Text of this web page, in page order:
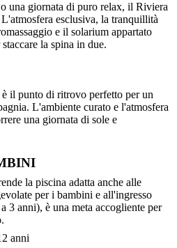
una giornata di puro relax, il Riviera
esclusiva, la tranquillità
e il solarium appartato
la spina in due.
il punto di ritrovo perfetto per un
L'ambiente curato e l'atmosfera
una giornata di sole e
la piscina adatta anche alle
per i bambini e all'ingresso
3 anni), è una meta accogliente per
anni